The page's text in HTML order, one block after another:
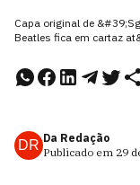
Capa original de
Beatles fica em cartaz
DR Da Redação
Publicado em 29